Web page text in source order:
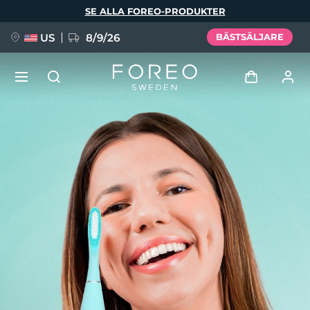
SE ALLA FOREO-PRODUKTER
US 8/9/26 BÄSTSÄLJARE
Användarprofil
Mina enheter
Mina beställningar
Mina adresser
Mina prenumerationer
FAQ™ Pure Beauty-Tech Elixir
BREAKING NEWS
issa™ Teeth Whitening Set
Deutsch
Español
Français
Italiano
Português
Svenska
Русский
简体中文 繁體中文